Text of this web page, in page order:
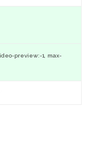
preview:-1, max-